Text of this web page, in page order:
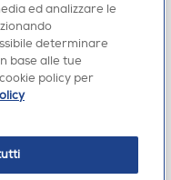
a vibrazione
ed analizzare le
determinare
base alle tue
policy per